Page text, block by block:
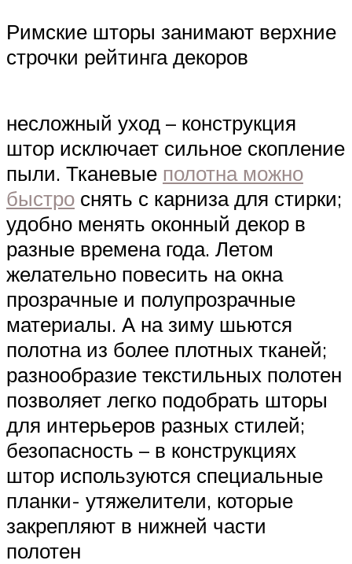
Римские шторы занимают верхние
строчки рейтинга декоров
несложный уход – конструкция
штор исключает сильное скопление
пыли. Тканевые полотна можно
быстро снять с карниза для стирки;
удобно менять оконный декор в
разные времена года. Летом
желательно повесить на окна
прозрачные и полупрозрачные
материалы. А на зиму шьются
полотна из более плотных тканей;
разнообразие текстильных полотен
позволяет легко подобрать шторы
для интерьеров разных стилей;
безопасность – в конструкциях
штор используются специальные
планки- утяжелители, которые
закрепляют в нижней части
полотен